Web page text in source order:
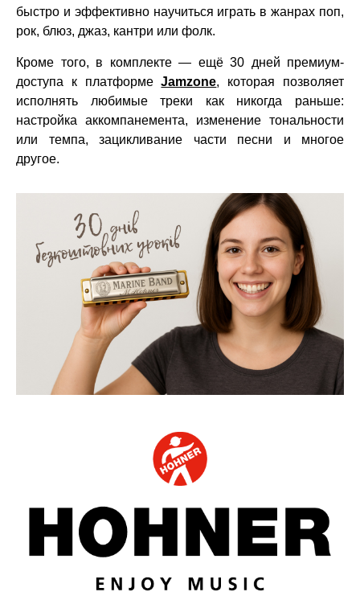
быстро и эффективно научиться играть в жанрах поп,
рок, блюз, джаз, кантри или фолк.
Кроме того, в комплекте — ещё 30 дней премиум-
доступа к платформеJamzone, которая позволяет
исполнять любимые треки как никогда раньше:
настройка аккомпанемента, изменение тональности
или темпа, зацикливание части песни и многое
другое.